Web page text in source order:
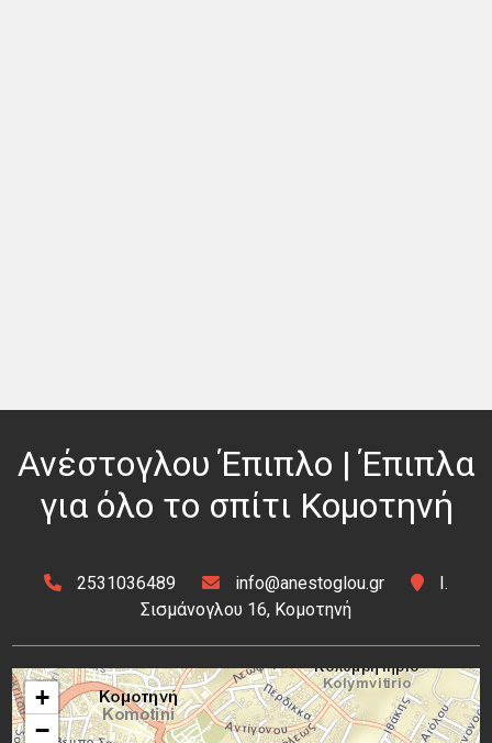
Ανέστογλου Έπιπλο | Έπιπλα
για όλο το σπίτι Κομοτηνή
+
−
2531036489 info@anestoglou.gr
Ι.
Σισμάνογλου 16, Κομοτηνή